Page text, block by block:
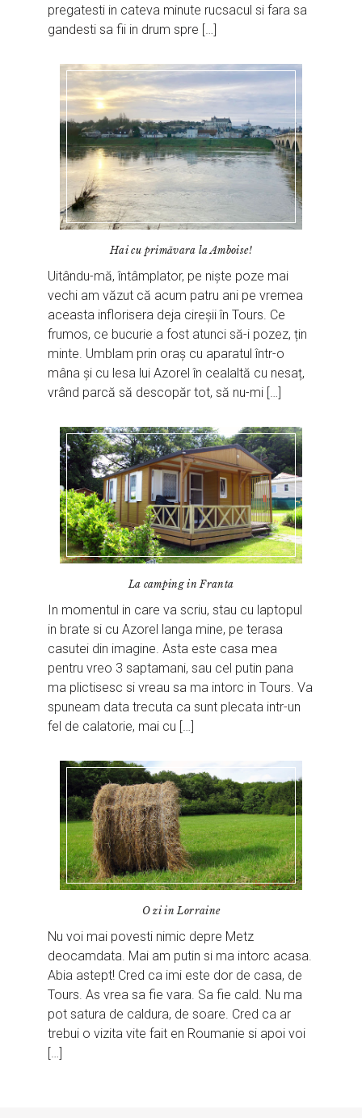
pregatesti in cateva minute rucsacul si fara sa
gandesti sa fii in drum spre […]
Hai cu primăvara la Amboise!
Uitându-mă, întâmplator, pe niște poze mai
vechi am văzut că acum patru ani pe vremea
aceasta inflorisera deja cireșii în Tours. Ce
frumos, ce bucurie a fost atunci să-i pozez, țin
minte. Umblam prin oraș cu aparatul într-o
mâna și cu lesa lui Azorel în cealaltă cu nesaț,
vrând parcă să descopăr tot, să nu-mi […]
La camping in Franta
In momentul in care va scriu, stau cu laptopul
in brate si cu Azorel langa mine, pe terasa
casutei din imagine. Asta este casa mea
pentru vreo 3 saptamani, sau cel putin pana
ma plictisesc si vreau sa ma intorc in Tours. Va
spuneam data trecuta ca sunt plecata intr-un
fel de calatorie, mai cu […]
O zi in Lorraine
Nu voi mai povesti nimic depre Metz
deocamdata. Mai am putin si ma intorc acasa.
Abia astept! Cred ca imi este dor de casa, de
Tours. As vrea sa fie vara. Sa fie cald. Nu ma
pot satura de caldura, de soare. Cred ca ar
trebui o vizita vite fait en Roumanie si apoi voi
[…]